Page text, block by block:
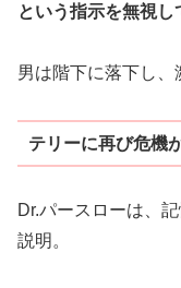
という指示を無視し
男は階下に落下し、
テリーに再び危機
Dr.パースローは、
説明。